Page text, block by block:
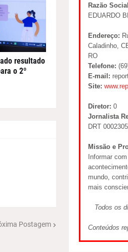
resultado
o 2º
Postagem
Razão
EDUARDO
Endereço:
Caladinho,
RO
Telefone:
E-mail:
Site:
Diretor: 0
Jornalista
DRT
Missão e
Informar
mundo,
mais
Todos os
Conteúdos